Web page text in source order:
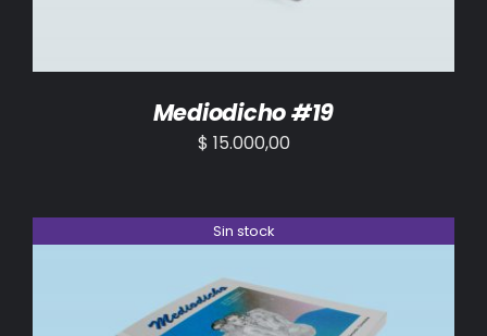
Mediodicho #19
$ 15.000,00
Sin stock